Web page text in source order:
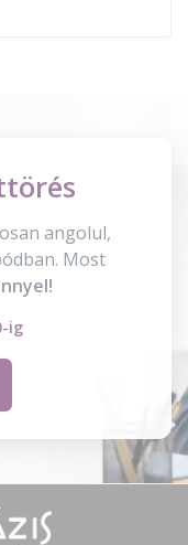
angolul,
Most
ig